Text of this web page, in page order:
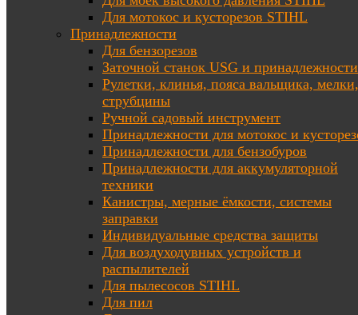
Для мотокос и кусторезов STIHL
Принадлежности
Для бензорезов
Заточной станок USG и принадлежности
Рулетки, клинья, пояса вальщика, мелки,
струбцины
Ручной садовый инструмент
Принадлежности для мотокос и
Принадлежности для бензобуров
Принадлежности для аккумуляторной
техники
Канистры, мерные ёмкости, системы
заправки
Индивидуальные средства защиты
Для воздуходувных устройств и
распылителей
Для пылесосов STIHL
Для пил